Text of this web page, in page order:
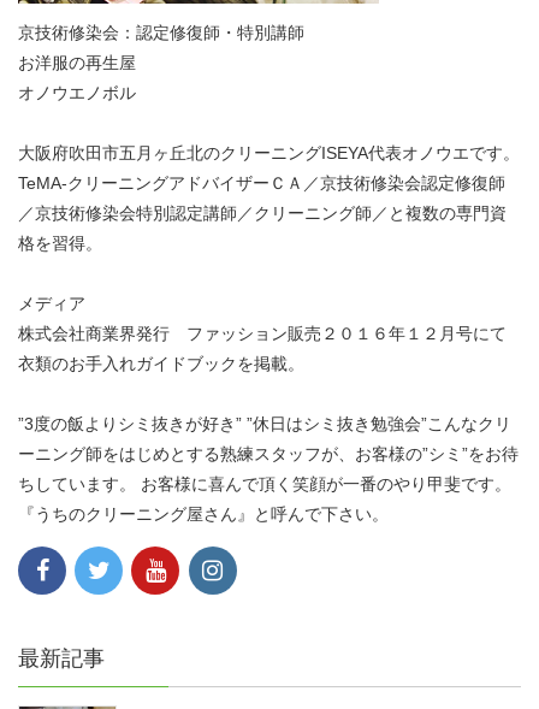
京技術修染会：認定修復師・特別講師
お洋服の再生屋
オノウエノボル
大阪府吹田市五月ヶ丘北のクリーニングISEYA代表オノウエです。
TeMA-クリーニングアドバイザーＣＡ／京技術修染会認定修復師
／京技術修染会特別認定講師／クリーニング師／と複数の専門資
格を習得。
メディア
株式会社商業界発行 ファッション販売２０１６年１２月号にて
衣類のお手入れガイドブックを掲載。
”3度の飯よりシミ抜きが好き” ”休日はシミ抜き勉強会”こんなクリ
ーニング師をはじめとする熟練スタッフが、お客様の”シミ”をお待
ちしています。 お客様に喜んで頂く笑顔が一番のやり甲斐です。
『うちのクリーニング屋さん』と呼んで下さい。
最新記事